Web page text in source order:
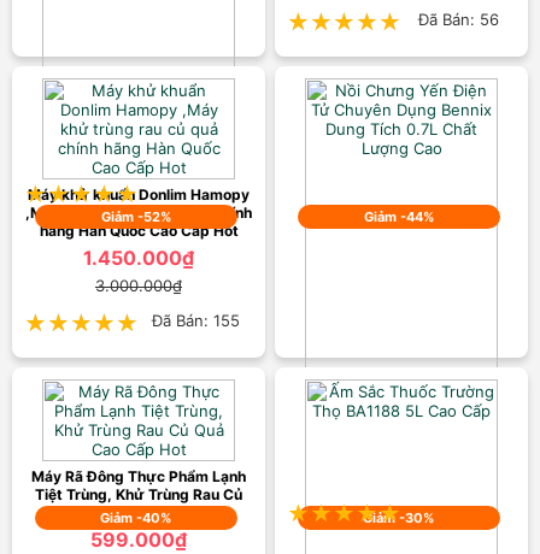
Quạt Sưởi 2 Chiều Làm Nóng
Xách Tay Hot
599.000₫
1.000.000₫
★★★★★
★★★★★ Đã Bán: 53
★★★★★
★★★★★ Đã Bán: 56
Giảm -52%
Máy khử khuẩn Donlim Hamopy
,Máy khử trùng rau củ quả chính
hãng Hàn Quốc Cao Cấp Hot
1.450.000₫
3.000.000₫
★★★★★
★★★★★ Đã Bán: 155
Giảm -44%
Nồi Chưng Yến Điện Tử Chuyên
Dụng Bennix Dung Tích 0.7L
Chất Lượng Cao
★★★★★
★★★★★ Đã Bán: 56
Giảm -40%
Máy Rã Đông Thực Phẩm Lạnh
Tiệt Trùng, Khử Trùng Rau Củ
Quả Cao Cấp Hot
599.000₫
Giảm -30%